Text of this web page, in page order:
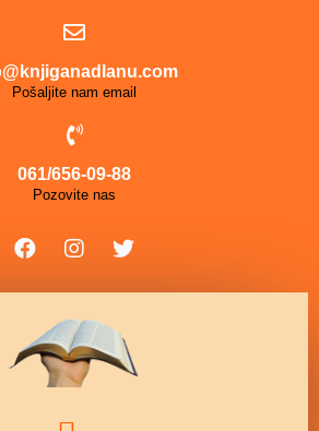
Pošaljite nam email
061/656-09-88
Pozovite nas